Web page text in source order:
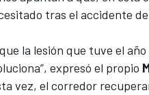
tras el accidente
la lesión que tuve el
expresó el propio
vez, el corredor